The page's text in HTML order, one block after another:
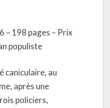
– 198 pages – Prix
populiste
caniculaire, au
après une
policiers,